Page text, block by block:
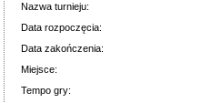
Nazwa turnieju:
Data rozpoczęcia:
Data zakończenia:
Miejsce:
Tempo gry: